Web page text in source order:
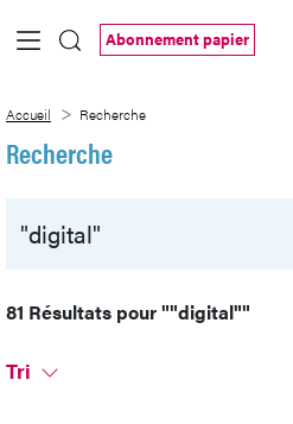
Saut au contenu principal
Abonnement papier
Accueil Recherche
Recherche
81 Résultats pour""digital""
Tri